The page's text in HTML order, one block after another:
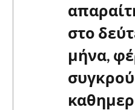
στο
μήνα,